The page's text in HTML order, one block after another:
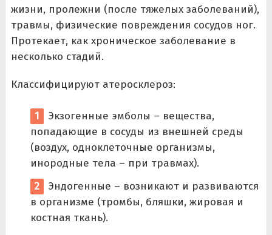
жизни, пролежни (после тяжелых заболеваний),
травмы, физические повреждения сосудов ног.
Протекает, как хроническое заболевание в
несколько стадий.
Классифицируют атеросклероз:
Экзогенные эмболы – вещества,
попадающие в сосуды из внешней среды
(воздух, одноклеточные организмы,
инородные тела – при травмах).
Эндогенные – возникают и развиваются
в организме (тромбы, бляшки, жировая и
костная ткань).